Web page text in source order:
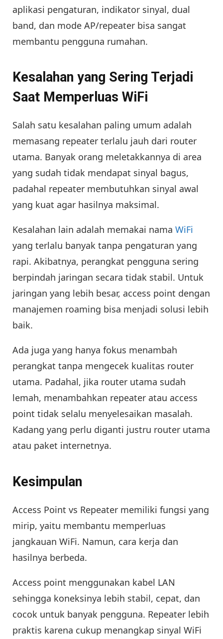
aplikasi pengaturan, indikator sinyal, dual
band, dan mode AP/repeater bisa sangat
membantu pengguna rumahan.
Kesalahan yang Sering Terjadi
Saat Memperluas WiFi
Salah satu kesalahan paling umum adalah
memasang repeater terlalu jauh dari router
utama. Banyak orang meletakkannya di area
yang sudah tidak mendapat sinyal bagus,
padahal repeater membutuhkan sinyal awal
yang kuat agar hasilnya maksimal.
Kesalahan lain adalah memakai nama WiFi
yang terlalu banyak tanpa pengaturan yang
rapi. Akibatnya, perangkat pengguna sering
berpindah jaringan secara tidak stabil. Untuk
jaringan yang lebih besar, access point dengan
manajemen roaming bisa menjadi solusi lebih
baik.
Ada juga yang hanya fokus menambah
perangkat tanpa mengecek kualitas router
utama. Padahal, jika router utama sudah
lemah, menambahkan repeater atau access
point tidak selalu menyelesaikan masalah.
Kadang yang perlu diganti justru router utama
atau paket internetnya.
Kesimpulan
Access Point vs Repeater memiliki fungsi yang
mirip, yaitu membantu memperluas
jangkauan WiFi. Namun, cara kerja dan
hasilnya berbeda.
Access point menggunakan kabel LAN
sehingga koneksinya lebih stabil, cepat, dan
cocok untuk banyak pengguna. Repeater lebih
praktis karena cukup menangkap sinyal WiFi